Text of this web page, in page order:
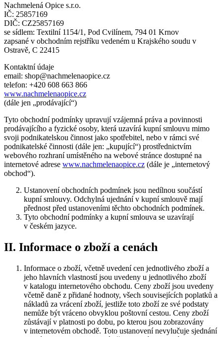
Nachmelená Opice s.r.o.
IČ: 25857169
DIČ: CZ25857169
se sídlem: Textilní 1154/1, Pod Cvilínem, 794 01 Krnov
zapsané v obchodním rejstříku vedeném u Krajského soudu v
Ostravě, C 22415
Kontaktní údaje
email: shop@nachmelenaopice.cz
telefon: +420 608 663 866
www.nachmelenaopice.cz
(dále jen „prodávající“)
Tyto obchodní podmínky upravují vzájemná práva a povinnosti
prodávajícího a fyzické osoby, která uzavírá kupní smlouvu mimo
svoji podnikatelskou činnost jako spotřebitel, nebo v rámci své
podnikatelské činnosti (dále jen: „kupující“) prostřednictvím
webového rozhraní umístěného na webové stránce dostupné na
internetové adrese www.nachmelenaopice.cz (dále je „internetový
obchod“).
Ustanovení obchodních podmínek jsou nedílnou součástí
kupní smlouvy. Odchylná ujednání v kupní smlouvě mají
přednost před ustanoveními těchto obchodních podmínek.
Tyto obchodní podmínky a kupní smlouva se uzavírají
v českém jazyce.
II. Informace o zboží a cenách
Informace o zboží, včetně uvedení cen jednotlivého zboží a
jeho hlavních vlastností jsou uvedeny u jednotlivého zboží
v katalogu internetového obchodu. Ceny zboží jsou uvedeny
včetně daně z přidané hodnoty, všech souvisejících poplatků a
nákladů za vrácení zboží, jestliže toto zboží ze své podstaty
nemůže být vráceno obvyklou poštovní cestou. Ceny zboží
zůstávají v platnosti po dobu, po kterou jsou zobrazovány
v internetovém obchodě. Toto ustanovení nevylučuje sjednání